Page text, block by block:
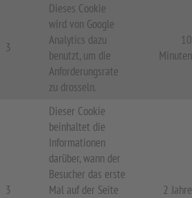
3
Dieses Cookie
wird von Google
Analytics dazu
benutzt, um die
Anforderungsrate
zu drosseln.
10
Minuten
3
Dieser Cookie
beinhaltet die
Informationen
darüber, wann der
Besucher das erste
Mal auf der Seite
2 Jahre